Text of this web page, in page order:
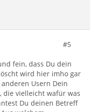
#5
fein, dass Du dein
wird hier imho gar
Usern Dein
die vielleicht wafür was
Du deinen Betreff